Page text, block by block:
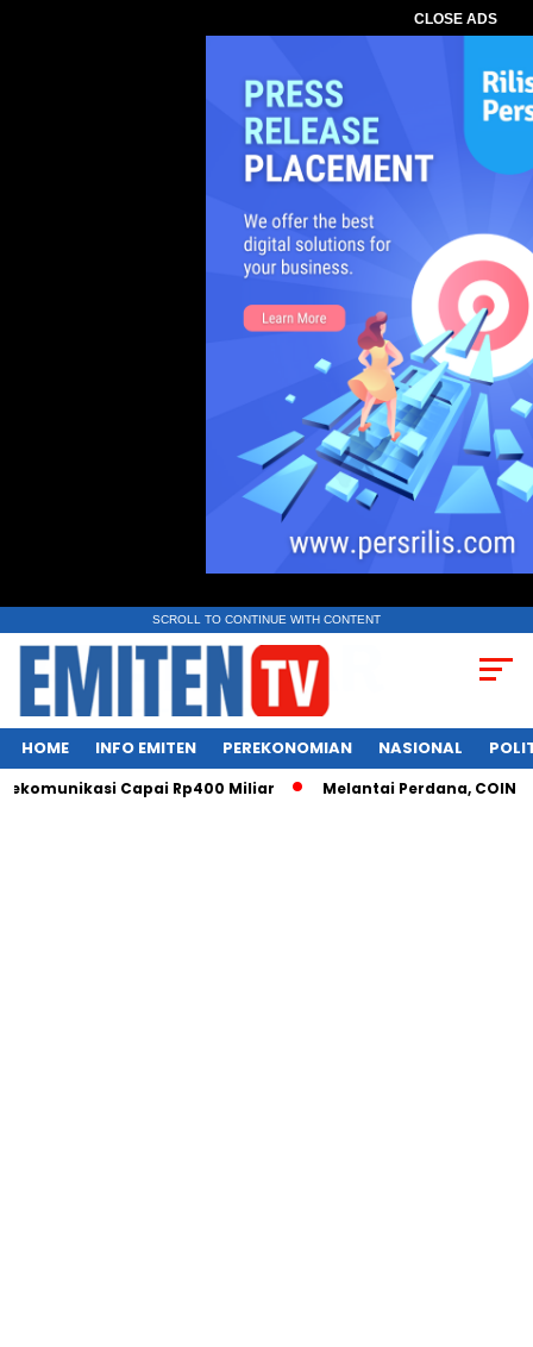
CLOSE ADS
SCROLL TO CONTINUE WITH CONTENT
HOME INFO EMITEN PEREKONOMIAN NASIONAL
Capai Rp400 Miliar Melantai Perdana, COIN